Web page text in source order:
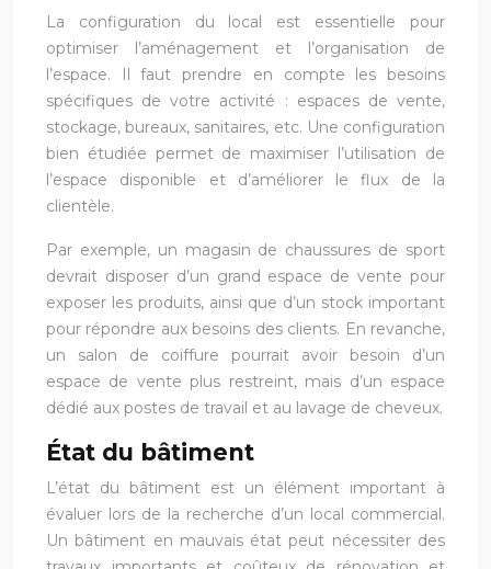
La configuration du local est essentielle pour
optimiser l’aménagement et l’organisation de
l’espace. Il faut prendre en compte les besoins
spécifiques de votre activité : espaces de vente,
stockage, bureaux, sanitaires, etc. Une configuration
bien étudiée permet de maximiser l’utilisation de
l’espace disponible et d’améliorer le flux de la
clientèle.
Par exemple, un magasin de chaussures de sport
devrait disposer d’un grand espace de vente pour
exposer les produits, ainsi que d’un stock important
pour répondre aux besoins des clients. En revanche,
un salon de coiffure pourrait avoir besoin d’un
espace de vente plus restreint, mais d’un espace
dédié aux postes de travail et au lavage de cheveux.
État du bâtiment
L’état du bâtiment est un élément important à
évaluer lors de la recherche d’un local commercial.
Un bâtiment en mauvais état peut nécessiter des